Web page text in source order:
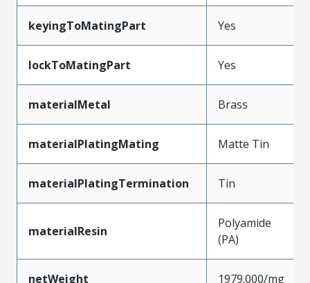
keyingToMatingPart Yes
lockToMatingPart Yes
materialMetal Brass
materialPlatingMating Matte Tin
materialPlatingTermination Tin
materialResin
Polyamide
(PA)
netWeight 1979.000/mg